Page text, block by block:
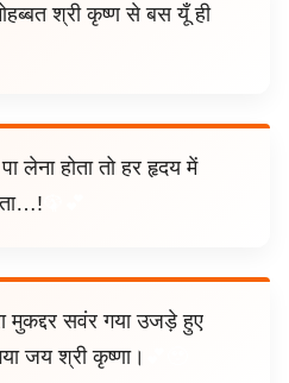
श्री कृष्ण से बस यूँ ही
लेना होता तो हर हृदय में
मुकद्दर सवंर गया उजड़े हुए
जय श्री कृष्णा।